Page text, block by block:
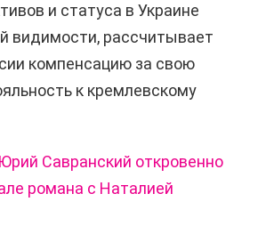
и статуса в Украине
видимости, рассчитывает
компенсацию за свою
к кремлевскому
Юрий Савранский откровенно
романа с Наталией